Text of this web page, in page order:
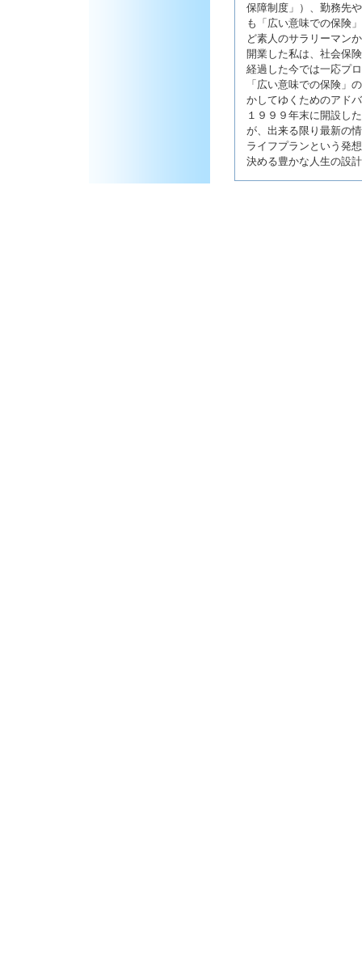
保障制度」）、勤務先
も「広い意味での保険
ど素人のサラリーマン
開業した私は、社会保
経過した今では一応プ
「広い意味での保険」
かしてゆくためのアド
１９９９年末に開設し
が、出来る限り最新の
ライフプランという発
決める豊かな人生の設